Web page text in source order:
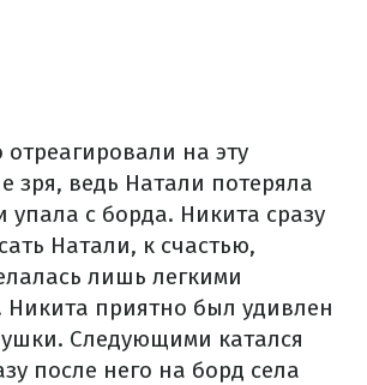
на эту
зря, ведь Натали потеряла
упала с борда. Никита сразу
Натали, к счастью,
лишь легкими
Никита приятно был удивлен
Следующими катался
после него на борд села